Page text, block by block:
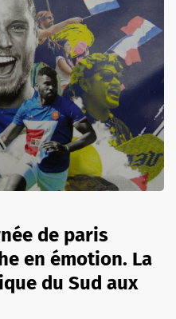
de paris
en émotion. La
du Sud aux